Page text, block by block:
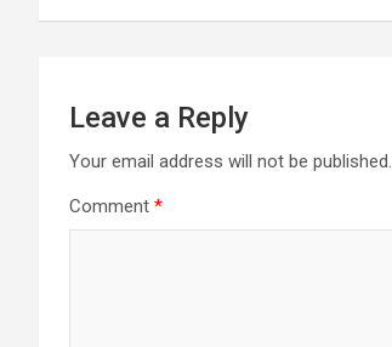
Leave a Reply
Your email address will not be published.
Comment *